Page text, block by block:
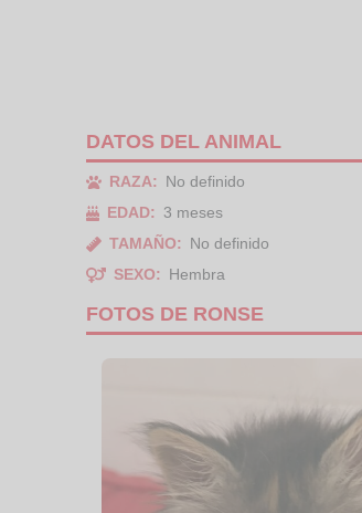
DATOS DEL ANIMAL
RAZA:
No definido
EDAD:
3 meses
TAMAÑO:
No definido
SEXO:
Hembra
FOTOS DE RONSE